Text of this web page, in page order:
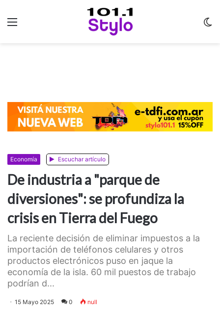
Economía Escuchar artículo
De industria a "parque de
diversiones": se profundiza la
crisis en Tierra del Fuego
La reciente decisión de eliminar impuestos a la
importación de teléfonos celulares y otros
productos electrónicos puso en jaque la
economía de la isla. 60 mil puestos de trabajo
podrían d...
15 Mayo 2025 0 null